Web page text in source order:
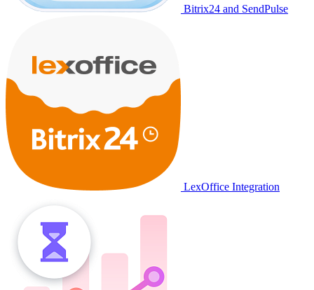
Bitrix24 and SendPulse
LexOffice Integration